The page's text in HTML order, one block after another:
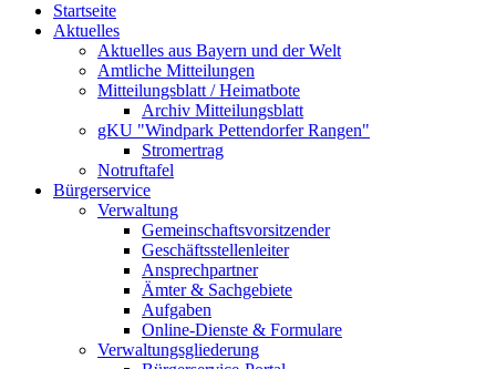
Startseite
Aktuelles
Aktuelles aus Bayern und der Welt
Amtliche Mitteilungen
Mitteilungsblatt / Heimatbote
Archiv Mitteilungsblatt
gKU "Windpark Pettendorfer Rangen"
Stromertrag
Notruftafel
Bürgerservice
Verwaltung
Gemeinschaftsvorsitzender
Geschäftsstellenleiter
Ansprechpartner
Ämter & Sachgebiete
Aufgaben
Online-Dienste & Formulare
Verwaltungsgliederung